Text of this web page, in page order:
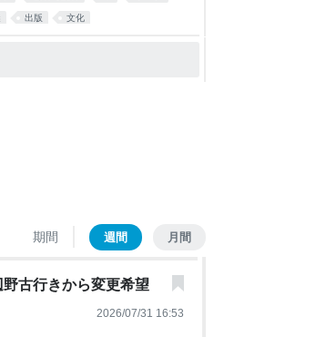
出版 文化
期間 週間 月間
野古行きから変更希望
2026/07/31 16:53